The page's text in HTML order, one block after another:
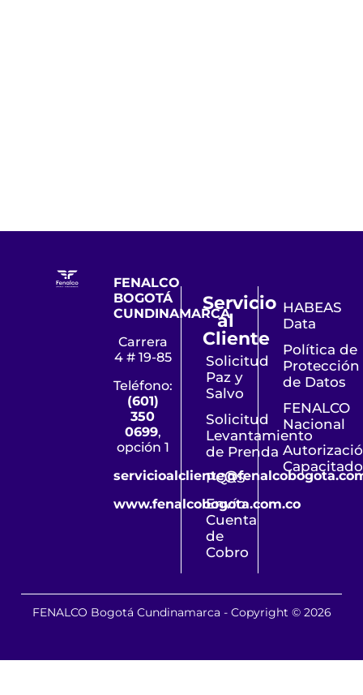
FENALCO
BOGOTÁ
CUNDINAMARCA
Carrera
4 # 19-85
Teléfono:
(601)
350
0699,
opción 1
www.fenalcobogota.com.co
Servicio
al
Cliente
Solicitud
Paz y
Salvo
Solicitud
Levantamiento
de Prenda
PQRS
Envío
Cuenta
de
Cobro
HABEAS
Data
Política de
Protección
de Datos
FENALCO
Nacional
FENALCO Bogotá Cundinamarca - Copyright © 2026